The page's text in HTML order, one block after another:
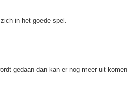
in het goede spel.
gedaan dan kan er nog meer uit komen,